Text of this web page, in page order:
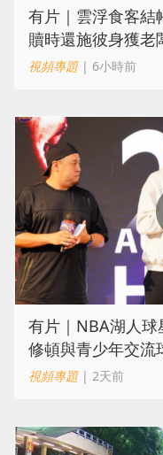
有片｜雲浮食客
贖時還施彼身獲老
視頻專題| 6小時前
有片｜NBA湖人
修頓與青少年交流
視頻專題| 2天前